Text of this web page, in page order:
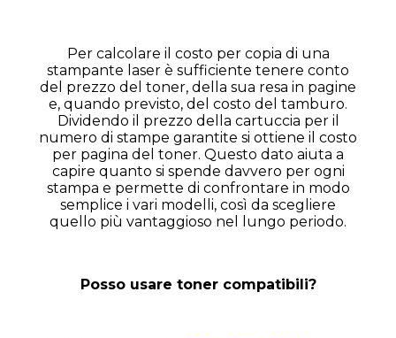
Per calcolare il costo per copia di una
stampante laser è sufficiente tenere conto
del prezzo del toner, della sua resa in pagine
e, quando previsto, del costo del tamburo.
Dividendo il prezzo della cartuccia per il
numero di stampe garantite si ottiene il costo
per pagina del toner. Questo dato aiuta a
capire quanto si spende davvero per ogni
stampa e permette di confrontare in modo
semplice i vari modelli, così da scegliere
quello più vantaggioso nel lungo periodo.
Posso usare toner compatibili?